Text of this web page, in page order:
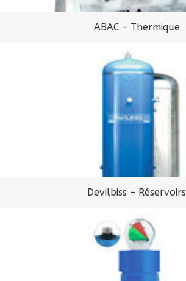
ABAC – Thermique
Devilbiss – Réservoirs